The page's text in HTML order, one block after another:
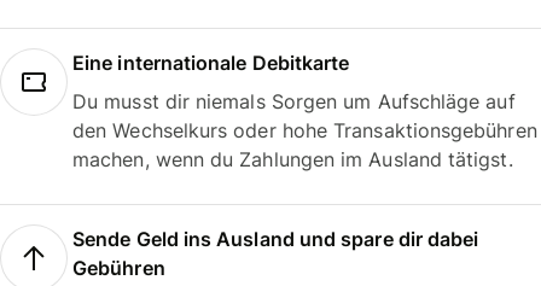
Eine internationale Debitkarte
Du musst dir niemals Sorgen um Aufschläge auf
den Wechselkurs oder hohe Transaktionsgebühren
machen, wenn du Zahlungen im Ausland tätigst.
Sende Geld ins Ausland und spare dir dabei
Gebühren